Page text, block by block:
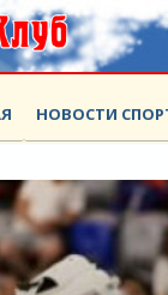
НОВОСТИ